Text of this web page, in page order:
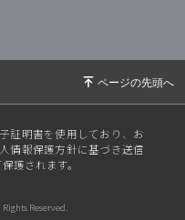
証明書を使用しており、お
情報保護方針に基づき送信
護されます。
Reserved.